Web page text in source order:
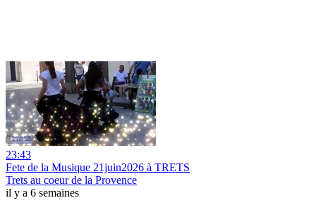
23:43
Fete de la Musique 21juin2026 à TRETS
Trets au coeur de la Provence
il y a 6 semaines